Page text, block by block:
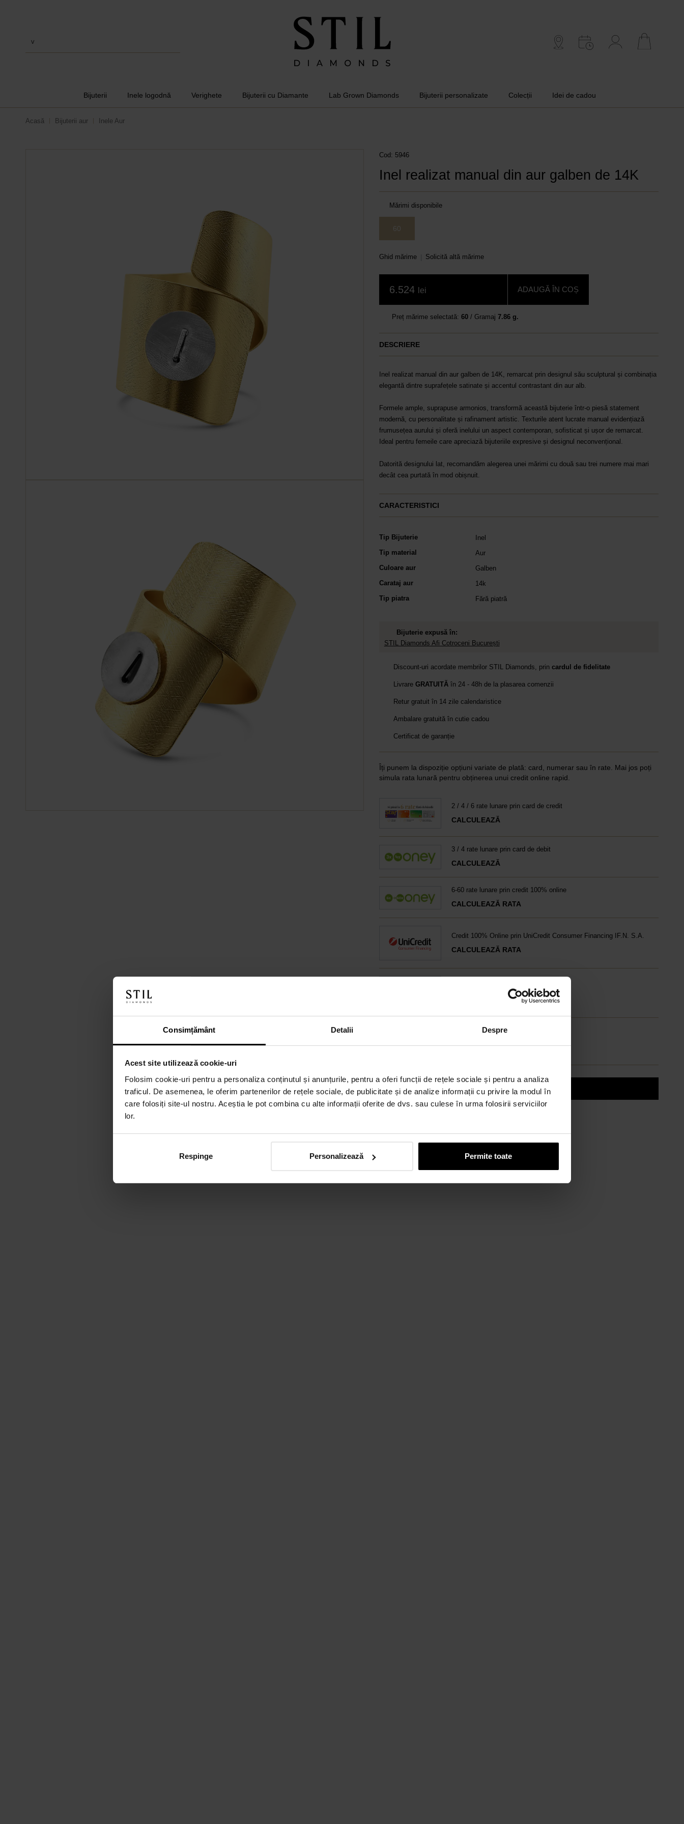
Consimțământ Detalii Despre
Acest site utilizează cookie-uri
Folosim cookie-uri pentru a personaliza conținutul și anunțurile, pentru a oferi funcții de rețele sociale și pentru a analiza
traficul. De asemenea, le oferim partenerilor de rețele sociale, de publicitate și de analize informații cu privire la modul în
care folosiți site-ul nostru. Aceștia le pot combina cu alte informații oferite de dvs. sau culese în urma folosirii serviciilor
lor.
Respinge Personalizează Permite toate
verighete
Bijuterii Inele logodnă Verighete Bijuterii cu Diamante Lab Grown Diamonds Bijuterii personalizate Colecții Idei de cadou
Acasă Bijuterii aur Inele Aur
Cod: 5946
Inel realizat manual din aur galben de 14K
Mărimi disponibile
60
Ghid mărime Solicită altă mărime
6.524 lei ADAUGĂ ÎN COȘ
Preț mărime selectată: 60/ Gramaj 7.86 g.
DESCRIERE
Inel realizat manual din aur galben de 14K, remarcat prin designul său sculptural și combinația
elegantă dintre suprafețele satinate și accentul contrastant din aur alb.
Formele ample, suprapuse armonios, transformă această bijuterie într-o piesă statement
modernă, cu personalitate și rafinament artistic. Texturile atent lucrate manual evidențiază
frumusețea aurului și oferă inelului un aspect contemporan, sofisticat și ușor de remarcat.
Ideal pentru femeile care apreciază bijuteriile expresive și designul neconvențional.
Datorită designului lat, recomandăm alegerea unei mărimi cu două sau trei numere mai mari
decât cea purtată în mod obișnuit.
CARACTERISTICI
Tip Bijuterie
Inel
Tip material
Aur
Culoare aur
Galben
Carataj aur
14k
Tip piatra
Fără piatră
Bijuterie expusă în:
STIL Diamonds Afi Cotroceni București
Discount-uri acordate membrilor STIL Diamonds, prin cardul de fidelitate
Livrare GRATUITĂîn 24 - 48h de la plasarea comenzii
Retur gratuit în 14 zile calendaristice
Ambalare gratuită în cutie cadou
Certificat de garanție
Îți punem la dispoziție opțiuni variate de plată: card, numerar sau în rate. Mai jos poți
simula rata lunară pentru obținerea unui credit online rapid.
2 / 4 / 6 rate lunare prin card de credit
CALCULEAZĂ
3 / 4 rate lunare prin card de debit
CALCULEAZĂ
6-60 rate lunare prin credit 100% online
CALCULEAZĂ RATA
Credit 100% Online prin UniCredit Consumer Financing IF.N. S.A.
CALCULEAZĂ RATA
CALCULEAZĂ RATA
CARD AVANTAJ
Discută cu un consultant